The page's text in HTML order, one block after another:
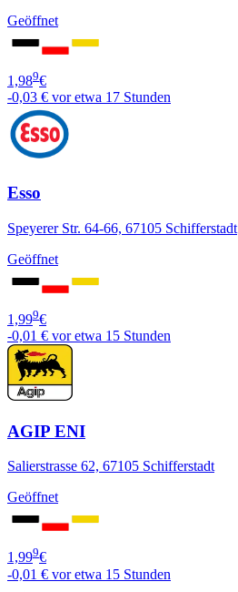
Geöffnet
1,989€
-0,03 € vor etwa 17 Stunden
Esso
Speyerer Str. 64-66, 67105 Schifferstadt
Geöffnet
1,999€
-0,01 € vor etwa 15 Stunden
AGIP ENI
Salierstrasse 62, 67105 Schifferstadt
Geöffnet
1,999€
-0,01 € vor etwa 15 Stunden